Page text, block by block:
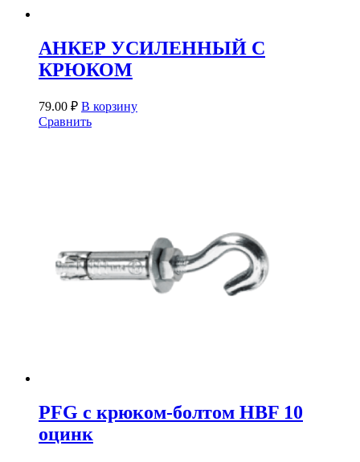
АНКЕР УСИЛЕННЫЙ С
КРЮКОМ
79.00 ₽ В корзину
Сравнить
PFG c крюком-болтом HBF 10
оцинк